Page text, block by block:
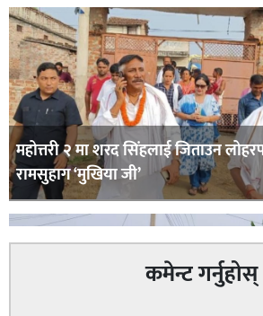
महोत्तरी २ मा शरद सिंहलाई जिताउन
रामसुहाग ‘मुखिया जी’
कमेन्ट गर्नुहोस्